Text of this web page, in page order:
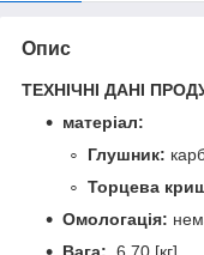
Опис
ТЕХНІЧНІ ДАНІ
матеріал:
Глушник:
Торцева
Омологація:
Вага: 6,70 [кг]